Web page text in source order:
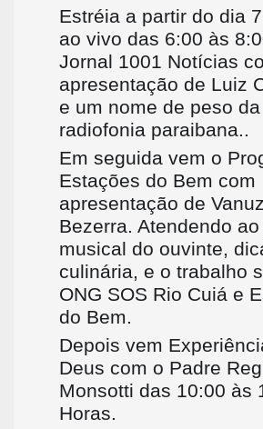
Estréia a partir do dia
ao vivo das 6:00 às
Jornal 1001 Notícias
apresentação de Luiz
e um nome de peso da
radiofonia paraibana..
Em seguida vem o
Estações do Bem com
apresentação de
Bezerra. Atendendo
musical do ouvinte,
culinária, e o trabalho
ONG SOS Rio Cuiá e
do Bem.
Depois vem
Deus com o Padre
Monsotti das 10:00 às
Horas.